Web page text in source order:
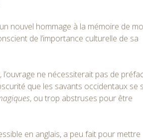
nouvel hommage à la mémoire de
de l’importance culturelle de sa
ne nécessiterait pas de
que les savants occidentaux se
, ou trop abstruses pour être
en anglais, a peu fait pour mettre